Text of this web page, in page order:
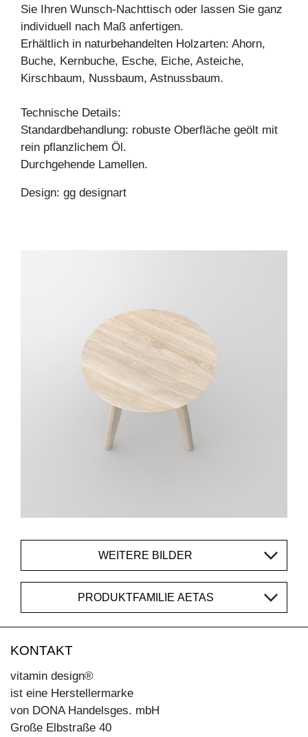
Sie Ihren Wunsch-Nachttisch oder lassen Sie ganz
individuell nach Maß anfertigen.
Erhältlich in naturbehandelten Holzarten: Ahorn,
Buche, Kernbuche, Esche, Eiche, Asteiche,
Kirschbaum, Nussbaum, Astnussbaum.
Technische Details:
Standardbehandlung: robuste Oberfläche geölt mit
rein pflanzlichem Öl.
Durchgehende Lamellen.
Design: gg designart
WEITERE BILDER
PRODUKTFAMILIE AETAS
KONTAKT
vitamin design®
ist eine Herstellermarke
von DONA Handelsges. mbH
Große Elbstraße 40